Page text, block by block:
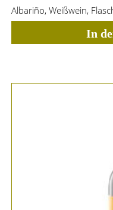
Albariño, Weißwein,
In